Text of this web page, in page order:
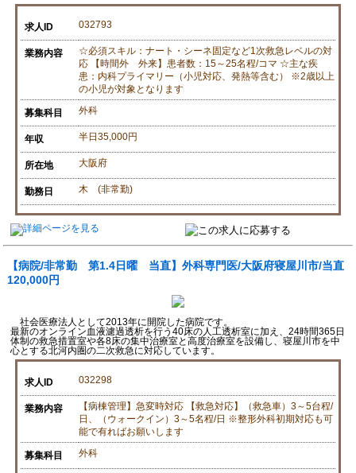
求人ID 032793
業務内容
☆必須スキル：ナート・シーネ固定など1次救急レベルの対
応 【時間外 外来】患者数：15～25名程/コマ ☆主な疾
患：内科プライマリー（小児対応、発熱等含む） ※2歳以上
の小児が対象となります
募集科目 外科
年収 半日35,000円
所在地 大阪府
勤務日 木 (非常勤)
【病院/非常勤 第1.4日曜 当直】外科専門医/大阪府寝屋川市/当直
120,000円
社会医療法人として2013年に開院した病院です。
最新のオンライン血液濾過透析を行う40床の人工透析室に加え、24時間365日
体制の救急措置室や各8床の集中治療室と高度治療室を設備し、寝屋川市を中
心とする北河内圏の二次救急に対応しています。
求人ID 032298
業務内容
【病棟管理】急変時対応 【救急対応】（救急車）3～5台程/
日、（ウォークイン）3～5名程/日 ※整形外科初期対応も可
能で有ればお願いします
募集科目 外科